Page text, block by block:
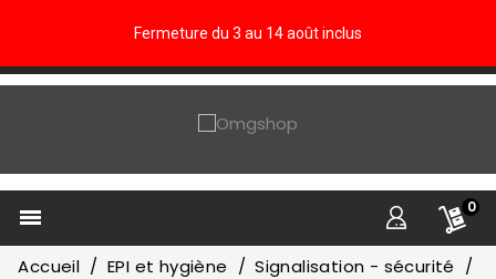
Fermeture du 3 au 14 août inclus
 0
Accueil EPI et hygiène
Signalisation - sécurité